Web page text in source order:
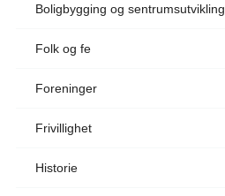
Boligbygging og sentrumsutvikling
Folk og fe
Foreninger
Frivillighet
Historie